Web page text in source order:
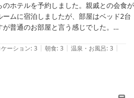
め1年を通じて変わらない「通年均一価
ります。次回お越しの際には、ぜひ島
とする地元の味覚もご賞味いただけれ
ラックスしていただける空間づくりに
帰りを、スタッフ一同心よりお待ち申
ホテルを予約しました。親戚との会食が
ムに宿泊しましたが、部屋はベッド2台
普通のお部屋と言う感じでした。
館6階の大浴場へ行ったところ、日帰り
い場も空いて無いし、お風呂も人がいっ
、さっと入ってすぐに出てきました。本
ですが、男風呂も部活帰りの学生さんで
入れなかったとの事でした。
ケーション: 3 | 朝食: 3 | 温泉・お風呂: 3 |